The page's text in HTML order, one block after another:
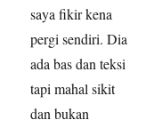
saya fikir kena
pergi sendiri. Dia
ada bas dan teksi
tapi mahal sikit
dan bukan